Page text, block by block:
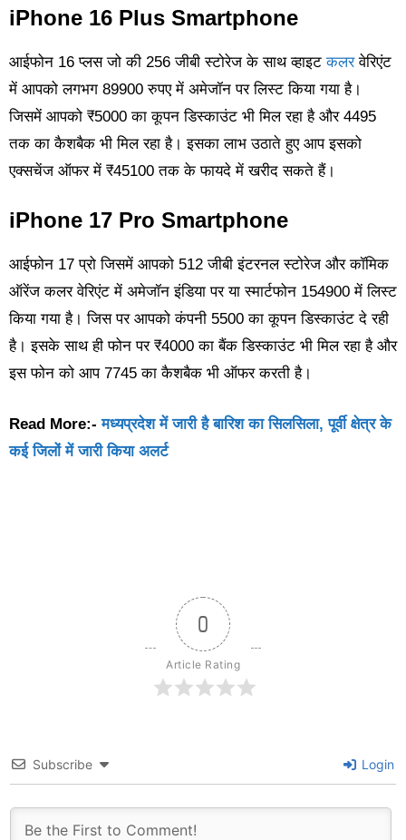
iPhone 16 Plus Smartphone
आईफोन 16 प्लस जो की 256 जीबी स्टोरेज के साथ व्हाइटकलरवेरिएंट
में आपको लगभग 89900 रुपए में अमेजॉन पर लिस्ट किया गया है।
जिसमें आपको ₹5000 का कूपन डिस्काउंट भी मिल रहा है और 4495
तक का कैशबैक भी मिल रहा है। इसका लाभ उठाते हुए आप इसको
एक्सचेंज ऑफर में ₹45100 तक के फायदे में खरीद सकते हैं।
iPhone 17 Pro Smartphone
आईफोन 17 प्रो जिसमें आपको 512 जीबी इंटरनल स्टोरेज और कॉमिक
ऑरेंज कलर वेरिएंट में अमेजॉन इंडिया पर या स्मार्टफोन 154900 में लिस्ट
किया गया है। जिस पर आपको कंपनी 5500 का कूपन डिस्काउंट दे रही
है। इसके साथ ही फोन पर ₹4000 का बैंक डिस्काउंट भी मिल रहा है और
इस फोन को आप 7745 का कैशबैक भी ऑफर करती है।
Read More:-मध्यप्रदेश में जारी है बारिश का सिलसिला, पूर्वी क्षेत्र के
कई जिलों में जारी किया अलर्ट
0
Article Rating
Subscribe Login